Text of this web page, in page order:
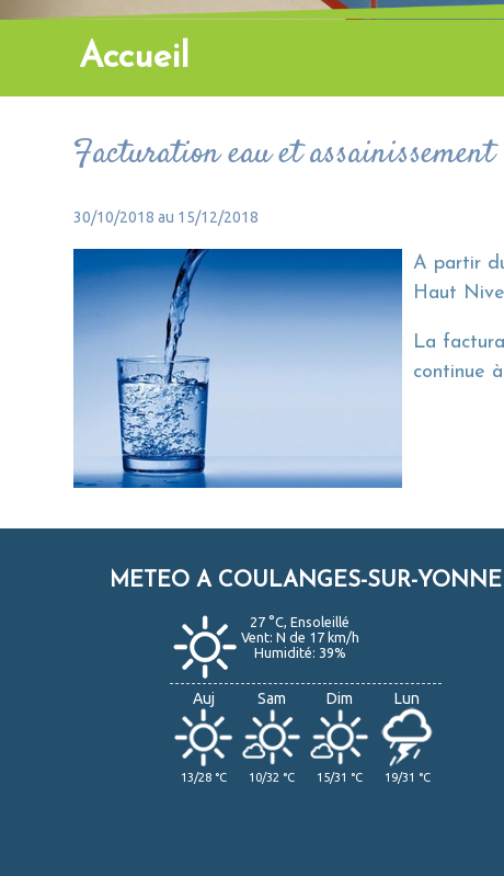
Accueil
Facturation eau et assainissement
30/10/2018 au 15/12/2018
A partir
Haut
La
continue
METEO A COULANGES-SUR-YONNE
27 °C, Ensoleillé
Vent: N de 17 km/h
Humidité: 39%
Auj
13/28 °C
Sam
10/32 °C
Dim
15/31 °C
Lun
19/31 °C